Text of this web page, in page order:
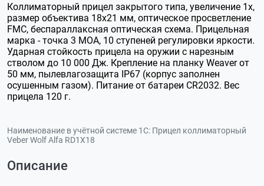
Коллиматорный прицел закрытого типа, увеличение 1х,
размер объектива 18х21 мм, оптическое просветление
FMC, беспараллаксная оптическая схема. Прицельная
марка - точка 3 МОА, 10 ступеней регулировки яркости.
Ударная стойкость прицела на оружии с нарезным
стволом до 10 000 Дж. Крепление на планку Weaver от
50 мм, пылевлагозащита IP67 (корпус заполнен
осушенным газом). Питание от батареи CR2032. Вес
прицела 120 г.
Наименование в учётной системе 1С: Прицел коллиматорный
Veber Wolf Alfa RD1X18
Описание